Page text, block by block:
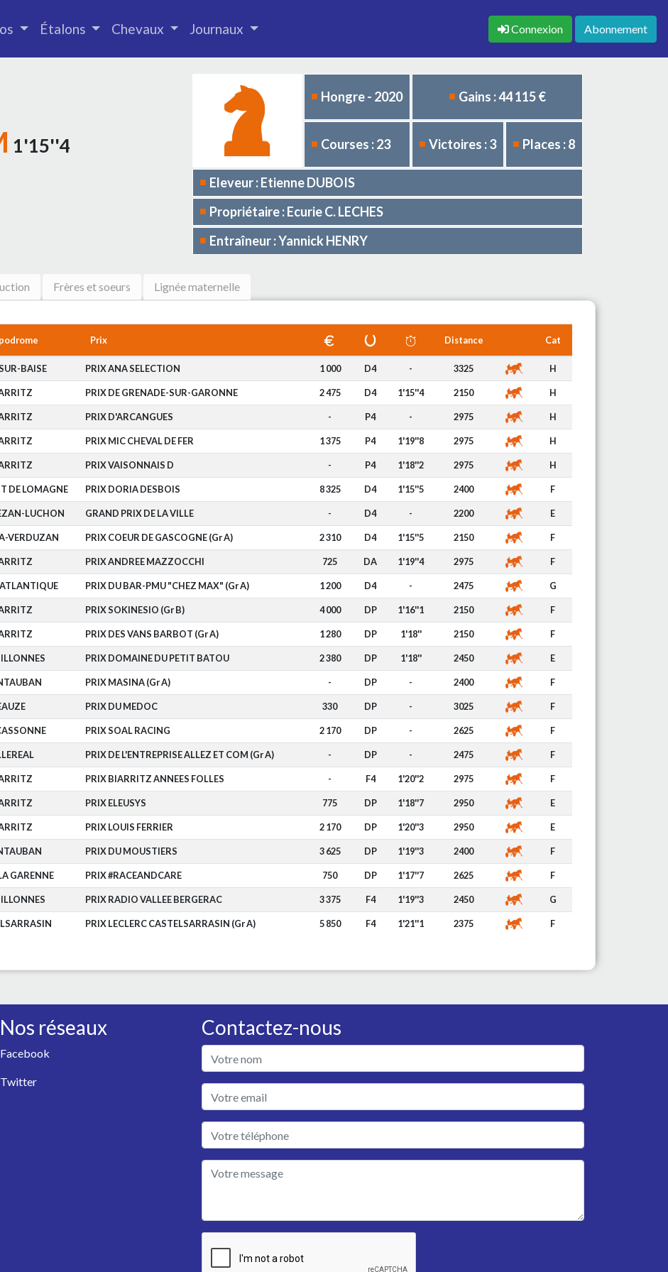
Étalons Chevaux Journaux Connexion Abonnement
1'15''4
Hongre - 2020 Gains : 44 115 €
Courses : 23 Victoires : 3 Places : 8
Eleveur : Etienne DUBOIS
Propriétaire : Ecurie C. LECHES
Entraîneur : Yannick HENRY
Frères et soeurs Lignée maternelle
Prix Distance Cat
BAISE PRIX ANA SELECTION 1 000 D4 - 3325 H
PRIX DE GRENADE-SUR-GARONNE 2 475 D4 1'15''4 2150 H
PRIX D'ARCANGUES - P4 - 2975 H
PRIX MIC CHEVAL DE FER 1 375 P4 1'19''8 2975 H
PRIX VAISONNAIS D - P4 1'18''2 2975 H
DE LOMAGNE PRIX DORIA DESBOIS 8 325 D4 1'15''5 2400 F
LUCHON GRAND PRIX DE LA VILLE - D4 - 2200 E
VERDUZAN PRIX COEUR DE GASCOGNE (Gr A) 2 310 D4 1'15''5 2150 F
PRIX ANDREE MAZZOCCHI 725 DA 1'19''4 2975 F
PRIX DU BAR-PMU "CHEZ MAX" (Gr A) 1 200 D4 - 2475 G
PRIX SOKINESIO (Gr B) 4 000 DP 1'16''1 2150 F
PRIX DES VANS BARBOT (Gr A) 1 280 DP 1'18'' 2150 F
PRIX DOMAINE DU PETIT BATOU 2 380 DP 1'18'' 2450 E
PRIX MASINA (Gr A) - DP - 2400 F
PRIX DU MEDOC 330 DP - 3025 F
PRIX SOAL RACING 2 170 DP - 2625 F
PRIX DE L'ENTREPRISE ALLEZ ET COM (Gr A) - DP - 2475 F
PRIX BIARRITZ ANNEES FOLLES - F4 1'20''2 2975 F
PRIX ELEUSYS 775 DP 1'18''7 2950 E
PRIX LOUIS FERRIER 2 170 DP 1'20''3 2950 E
PRIX DU MOUSTIERS 3 625 DP 1'19''3 2400 F
GARENNE PRIX #RACEANDCARE 750 DP 1'17''7 2625 F
PRIX RADIO VALLEE BERGERAC 3 375 F4 1'19''3 2450 G
PRIX LECLERC CASTELSARRASIN (Gr A) 5 850 F4 1'21''1 2375 F
Nos réseaux
Facebook
Twitter
Contactez-nous